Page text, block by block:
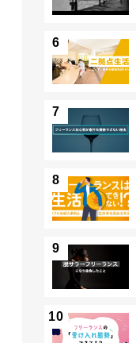
6
7
8
9
10